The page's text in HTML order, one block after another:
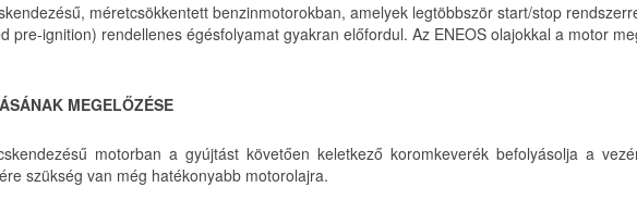
méretcsökkentett benzinmotorokban, amelyek legtöbbször start/stop
pre-ignition) rendellenes égésfolyamat gyakran előfordul. Az ENEOS olajokkal a motor
MEGELŐZÉSE
motorban a gyújtást követően keletkező koromkeverék befolyásolja a
szükség van még hatékonyabb motorolajra.